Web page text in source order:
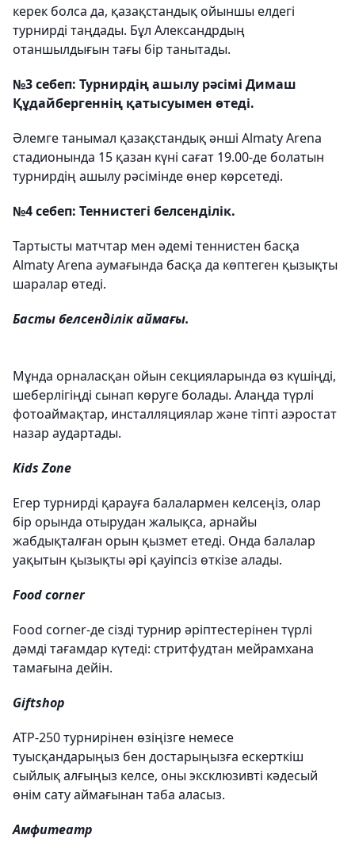
керек болса да, қазақстандық ойыншы елдегі
турнирді таңдады. Бұл Александрдың
отаншылдығын тағы бір танытады.
№3 себеп: Турнирдің ашылу рәсімі Димаш
Құдайбергеннің қатысуымен өтеді.
Әлемге танымал қазақстандық әнші Almaty Arena
стадионында 15 қазан күні сағат 19.00-де болатын
турнирдің ашылу рәсімінде өнер көрсетеді.
№4 себеп: Теннистегі белсенділік.
Тартысты матчтар мен әдемі теннистен басқа
Almaty Arena аумағында басқа да көптеген қызықты
шаралар өтеді.
Басты белсенділік аймағы.
Мұнда орналасқан ойын секцияларында өз күшіңді,
шеберлігіңді сынап көруге болады. Алаңда түрлі
фотоаймақтар, инсталляциялар және тіпті аэростат
назар аудартады.
Kids Zone
Егер турнирді қарауға балалармен келсеңіз, олар
бір орында отырудан жалықса, арнайы
жабдықталған орын қызмет етеді. Онда балалар
уақытын қызықты әрі қауіпсіз өткізе алады.
Food corner
Food corner-де сізді турнир әріптестерінен түрлі
дәмді тағамдар күтеді: стритфудтан мейрамхана
тамағына дейін.
Giftshop
АТР-250 турнирінен өзіңізге немесе
туысқандарыңыз бен достарыңызға ескерткіш
сыйлық алғыңыз келсе, оны эксклюзивті кәдесый
өнім сату аймағынан таба аласыз.
Амфитеатр